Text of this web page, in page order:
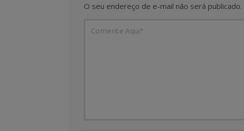
O seu endereço de e-mail não será publicado.